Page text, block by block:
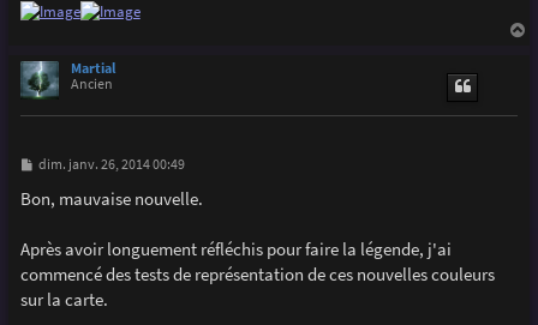
Martial
Ancien
M
s
s
e
dim. janv. 26, 2014 00:49
Bon, mauvaise nouvelle.
Après avoir longuement réfléchis pour faire la légende, j'ai
commencé des tests de représentation de ces nouvelles couleurs
sur la carte.